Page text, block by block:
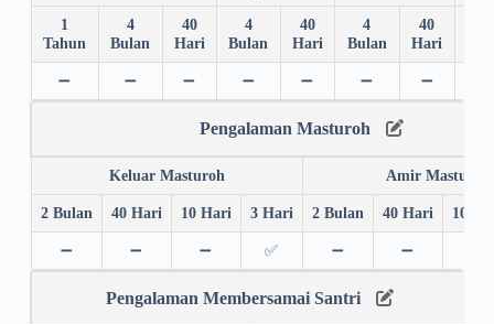
1
Tahun
4
Bulan
40
Hari
4
Bulan
40
Hari
4
Bulan
40
Hari
➖ ➖ ➖ ➖ ➖ ➖ ➖
Pengalaman Masturoh
Keluar Masturoh Amir Masturoh
2 Bulan 40 Hari 10 Hari 3 Hari 2 Bulan 40 Hari 10
➖ ➖ ➖ ✅ ➖ ➖
Pengalaman Membersamai Santri